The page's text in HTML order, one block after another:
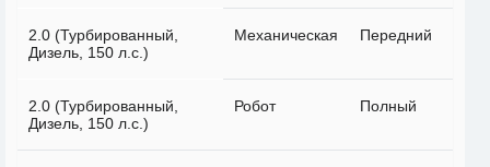
2.0 (Турбированный,
Дизель, 150 л.с.)
Механическая Передний
2.0 (Турбированный,
Дизель, 150 л.с.)
Робот Полный